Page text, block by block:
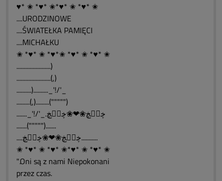
♥* ✬ *♥* ✬*♥* ✬ *♥* ✬
....URODZINOWE
....ŚWIATEŁKA PAMIĘCI
....MICHAŁKU
✬ *♥* ✬ *♥*✬ *♥* ✬ *♥* ✬
.......................)
.......................(,)
..........).........._'!/'_
.........(,).........(""""")
......._'!/'_.ڿڰۣڿ❀❤❀ڿڰۣڿ
.......(""""").......
....ڿڰۣڿ❀❤❀ڿڰۣڿ...........
✬ *♥* ✬ *♥* ✬*♥* ✬ *♥* ✬
".Oni są z nami Niepokonani
przez czas.